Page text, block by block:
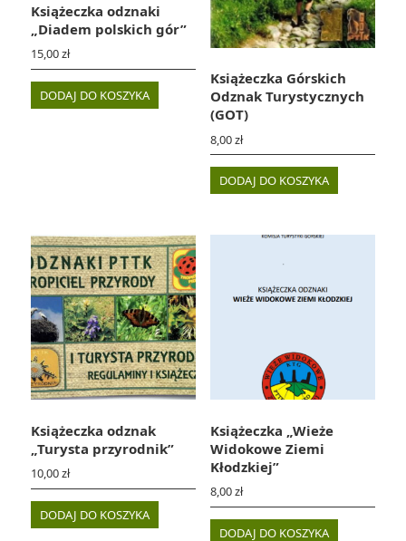
Książeczka odznaki
„Diadem polskich gór”
15,00zł
DODAJ DO KOSZYKA
Książeczka Górskich
Odznak Turystycznych
(GOT)
8,00zł
DODAJ DO KOSZYKA
Książeczka odznak
„Turysta przyrodnik”
10,00zł
DODAJ DO KOSZYKA
Książeczka „Wieże
Widokowe Ziemi
Kłodzkiej”
8,00zł
DODAJ DO KOSZYKA